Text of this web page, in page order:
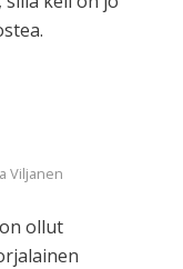
Viljanen
ollut